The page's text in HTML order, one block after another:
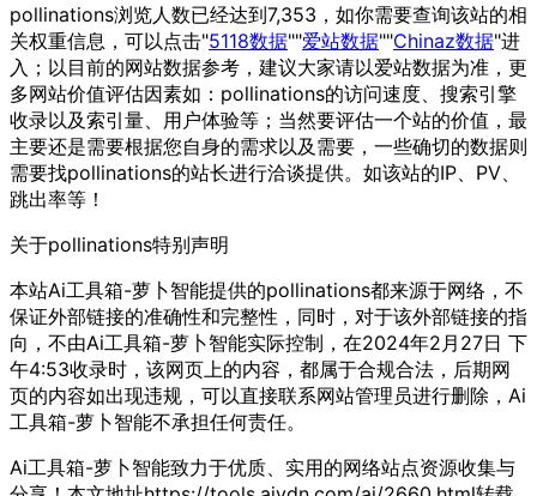
pollinations浏览人数已经达到7,353，如你需要查询该站的相
关权重信息，可以点击"5118数据""爱站数据""Chinaz数据"进
入；以目前的网站数据参考，建议大家请以爱站数据为准，更
多网站价值评估因素如：pollinations的访问速度、搜索引擎
收录以及索引量、用户体验等；当然要评估一个站的价值，最
主要还是需要根据您自身的需求以及需要，一些确切的数据则
需要找pollinations的站长进行洽谈提供。如该站的IP、PV、
跳出率等！
关于pollinations特别声明
本站Ai工具箱-萝卜智能提供的pollinations都来源于网络，不
保证外部链接的准确性和完整性，同时，对于该外部链接的指
向，不由Ai工具箱-萝卜智能实际控制，在2024年2月27日 下
午4:53收录时，该网页上的内容，都属于合规合法，后期网
页的内容如出现违规，可以直接联系网站管理员进行删除，Ai
工具箱-萝卜智能不承担任何责任。
Ai工具箱-萝卜智能致力于优质、实用的网络站点资源收集与